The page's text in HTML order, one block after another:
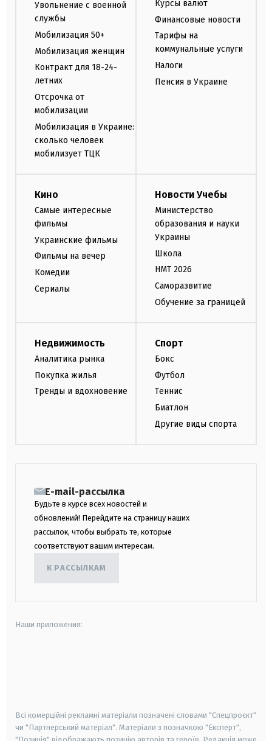
Увольнение с военной
службы
Мобилизация 50+
Мобилизация женщин
Контракт для 18-24-
летних
Отсрочка от
мобилизации
Мобилизация в Украине:
сколько человек
мобилизует ТЦК
Курсы валют
Финансовые новости
Тарифы на
коммунальные услуги
Налоги
Пенсия в Украине
Кино
Самые интересные
фильмы
Украинские фильмы
Фильмы на вечер
Комедии
Сериалы
Новости Учебы
Министерство
образования и науки
Украины
Школа
НМТ 2026
Саморазвитие
Обучение за границей
Недвижимость
Аналитика рынка
Покупка жилья
Тренды и вдохновение
Спорт
Бокс
Футбол
Теннис
Биатлон
Другие виды спорта
E-mail-рассылка
Будьте в курсе всех новостей и
обновлений! Перейдите на страницу наших
рассылок, чтобы выбрать те, которые
соответствуют вашим интересам.
К РАССЫЛКАМ
Наши приложения:
Всі комерційні рекламні матеріали позначені словами "Спецпроєкт"
чи "Партнерський матеріал". Матеріали з позначкою "Експерт",